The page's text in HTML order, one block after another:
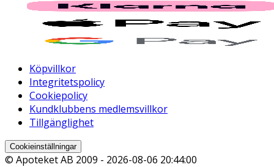
Köpvillkor
Integritetspolicy
Cookiepolicy
Kundklubbens medlemsvillkor
Tillgänglighet
Cookieinställningar
© Apoteket AB 2009 - 2026-08-06 20:44:00